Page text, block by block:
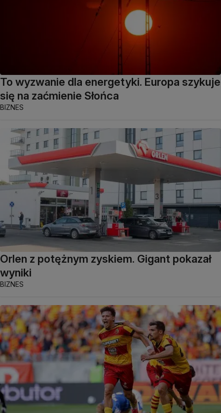
To wyzwanie dla energetyki. Europa szykuje
się na zaćmienie Słońca
BIZNES
Orlen z potężnym zyskiem. Gigant pokazał
wyniki
BIZNES